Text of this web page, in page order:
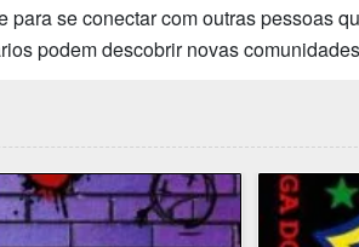
para se conectar com outras pessoas
podem descobrir novas